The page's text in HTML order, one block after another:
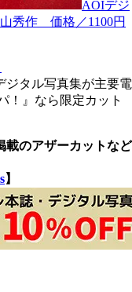
AOIデジ
秀作 価格／1100円
ジタル写真集が主要電
』なら限定カット
載のアザーカットなど
】